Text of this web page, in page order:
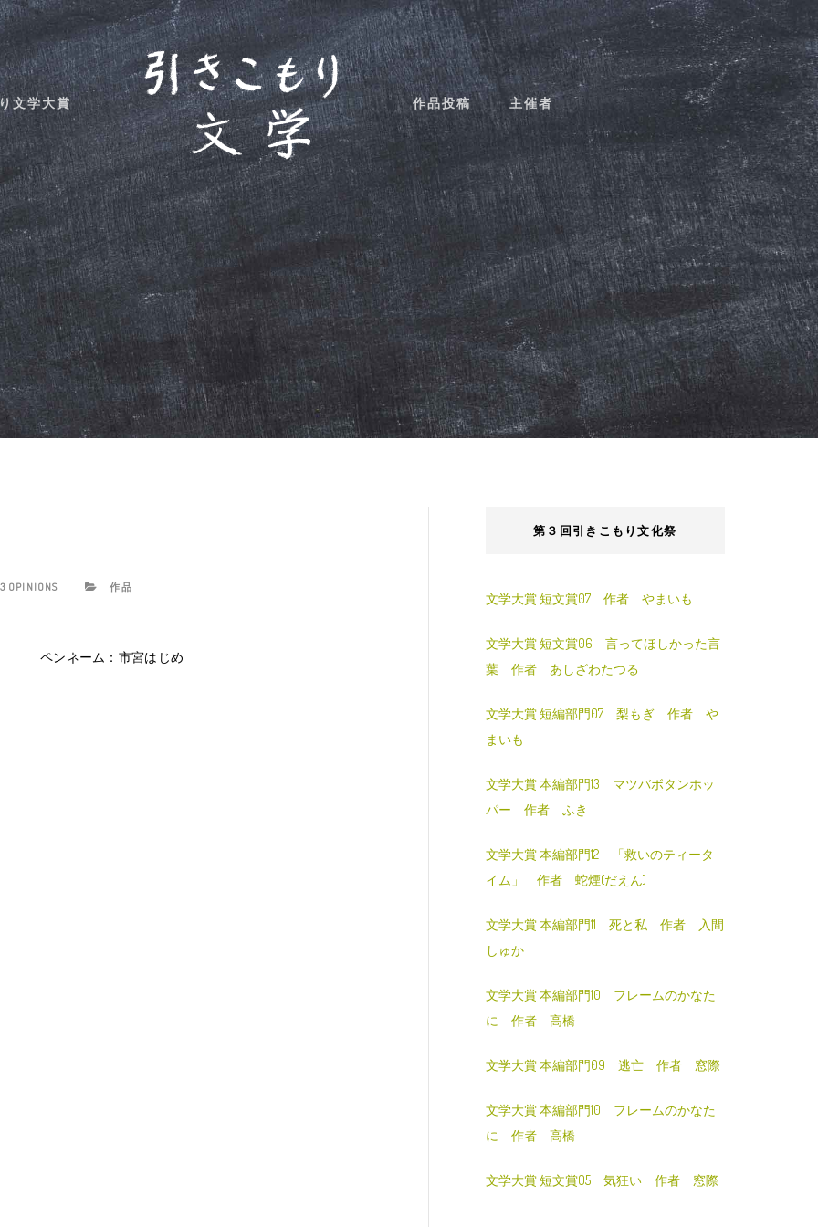
文学大賞 作品投稿 主催者
OPINIONS 作品
ペンネーム：市宮はじめ
第３回引きこもり文化祭
文学大賞 短文賞07 作者 やまいも
文学大賞 短文賞06 言ってほしかった言
葉 作者 あしざわたつる
文学大賞 短編部門07 梨もぎ 作者 や
まいも
文学大賞 本編部門13 マツバボタンホッ
パー 作者 ふき
文学大賞 本編部門12 「救いのティータ
イム」 作者 蛇煙(だえん)
文学大賞 本編部門11 死と私 作者 入間
しゅか
文学大賞 本編部門10 フレームのかなた
に 作者 高橋
文学大賞 本編部門09 逃亡 作者 窓際
文学大賞 本編部門10 フレームのかなた
に 作者 高橋
文学大賞 短文賞05 気狂い 作者 窓際